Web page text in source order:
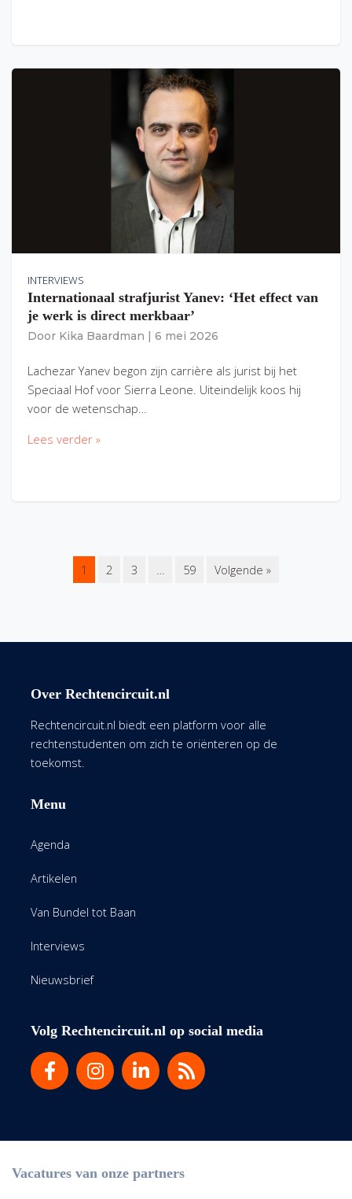
INTERVIEWS
Internationaal strafjurist Yanev: ‘Het effect van
je werk is direct merkbaar’
Door Kika Baardman 6 mei 2026
Lachezar Yanev begon zijn carrière als jurist bij het
Speciaal Hof voor Sierra Leone. Uiteindelijk koos hij
voor de wetenschap…
Lees verder »
1 2 3 … 59 Volgende »
Over Rechtencircuit.nl
Rechtencircuit.nl biedt een platform voor alle
rechtenstudenten om zich te oriënteren op de
toekomst.
Menu
Agenda
Artikelen
Van Bundel tot Baan
Interviews
Nieuwsbrief
Volg Rechtencircuit.nl op social media
Vacatures van onze partners